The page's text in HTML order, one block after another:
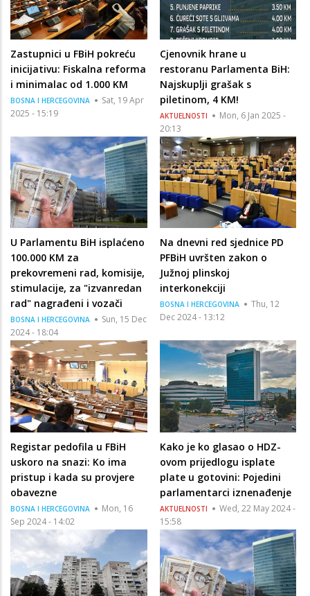
Zastupnici u FBiH pokreću
inicijativu: Fiskalna reforma
i minimalac od 1.000 KM
BOSNA I HERCEGOVINA
Sat, 19 Apr
2025 - 15:19
Cjenovnik hrane u
restoranu Parlamenta BiH:
Najskuplji grašak s
piletinom, 4 KM!
AKTUELNOSTI
Mon, 6 Jan 2025 -
20:13
U Parlamentu BiH isplaćeno
100.000 KM za
prekovremeni rad, komisije,
stimulacije, za "izvanredan
rad" nagrađeni i vozači
BOSNA I HERCEGOVINA
Sun, 15 Dec
2024 - 18:04
Na dnevni red sjednice PD
PFBiH uvršten zakon o
Južnoj plinskoj
interkonekciji
BOSNA I HERCEGOVINA
Thu, 12
Dec 2024 - 13:12
Registar pedofila u FBiH
uskoro na snazi: Ko ima
pristup i kada su provjere
obavezne
BOSNA I HERCEGOVINA
Mon, 16
Sep 2024 - 14:02
Kako je ko glasao o HDZ-
ovom prijedlogu isplate
plate u gotovini: Pojedini
parlamentarci iznenađenje
AKTUELNOSTI
Wed, 22 May 2024 -
15:58